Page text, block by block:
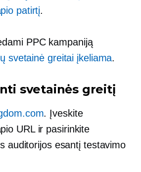
patirtį.
PPC kampaniją
svetainė greitai įkeliama.
svetainės greitį
. Įveskite
URL ir pasirinkite
auditorijos esantį testavimo